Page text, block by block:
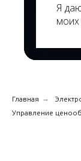
Я
Главная →
Управление